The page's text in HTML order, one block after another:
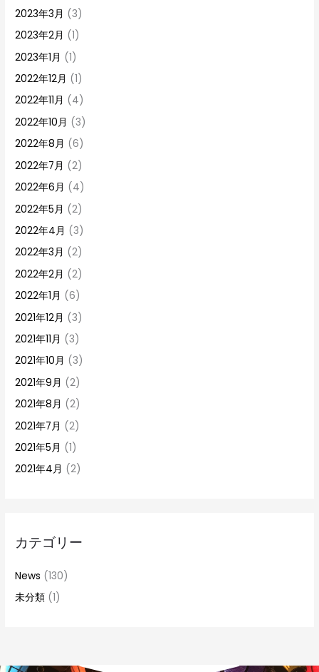
2023年3月 (3)
2023年2月 (1)
2023年1月 (1)
2022年12月 (1)
2022年11月 (4)
2022年10月 (3)
2022年8月 (6)
2022年7月 (2)
2022年6月 (4)
2022年5月 (2)
2022年4月 (3)
2022年3月 (2)
2022年2月 (2)
2022年1月 (6)
2021年12月 (3)
2021年11月 (3)
2021年10月 (3)
2021年9月 (2)
2021年8月 (2)
2021年7月 (2)
2021年5月 (1)
2021年4月 (2)
カテゴリー
News (130)
未分類 (1)